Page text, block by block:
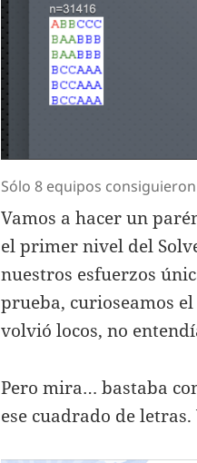
Sólo 8 equipos
Vamos a hacer un
el primer nivel del
nuestros esfuerzos
prueba, curioseamos
volvió locos, no
Pero mira… bastaba
ese cuadrado de